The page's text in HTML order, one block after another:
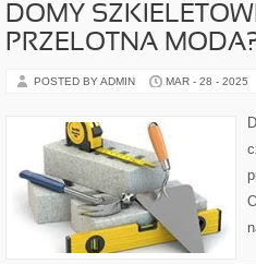
DOMY
PRZELOTNA
POSTED BY ADMIN MAR - 28 - 2025